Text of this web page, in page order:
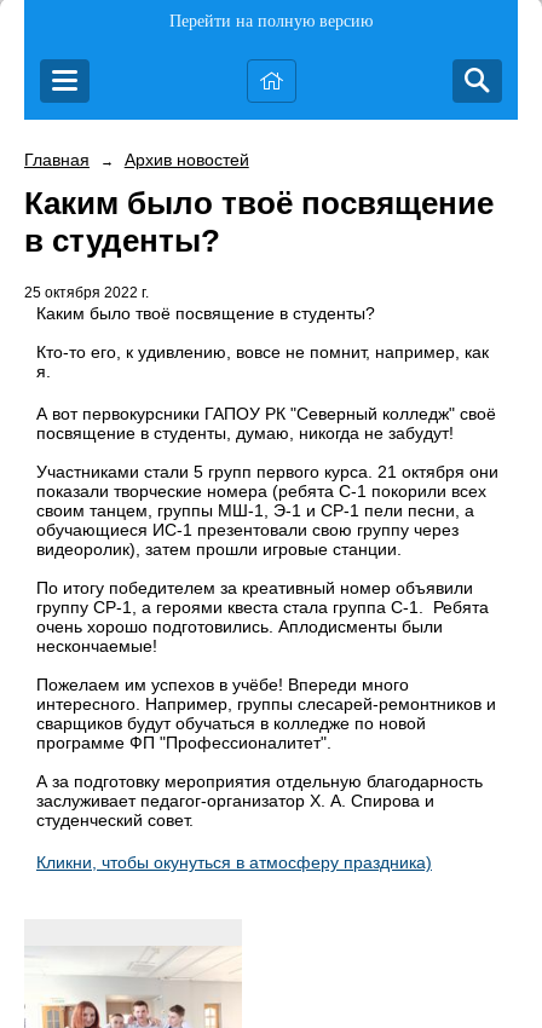
Перейти на полную версию
Главная → Архив новостей
Каким было твоё посвящение
в студенты?
25 октября 2022 г.
Каким было твоё посвящение в студенты?
Кто-то его, к удивлению, вовсе не помнит, например, как
я.
А вот первокурсники ГАПОУ РК "Северный колледж" своё
посвящение в студенты, думаю, никогда не забудут!
Участниками стали 5 групп первого курса. 21 октября они
показали творческие номера (ребята С-1 покорили всех
своим танцем, группы МШ-1, Э-1 и СР-1 пели песни, а
обучающиеся ИС-1 презентовали свою группу через
видеоролик), затем прошли игровые станции.
По итогу победителем за креативный номер объявили
группу СР-1, а героями квеста стала группа С-1. Ребята
очень хорошо подготовились. Аплодисменты были
нескончаемые!
Пожелаем им успехов в учёбе! Впереди много
интересного. Например, группы слесарей-ремонтников и
сварщиков будут обучаться в колледже по новой
программе ФП "Профессионалитет".
А за подготовку мероприятия отдельную благодарность
заслуживает педагог-организатор Х. А. Спирова и
студенческий совет.
Кликни, чтобы окунуться в атмосферу праздника)